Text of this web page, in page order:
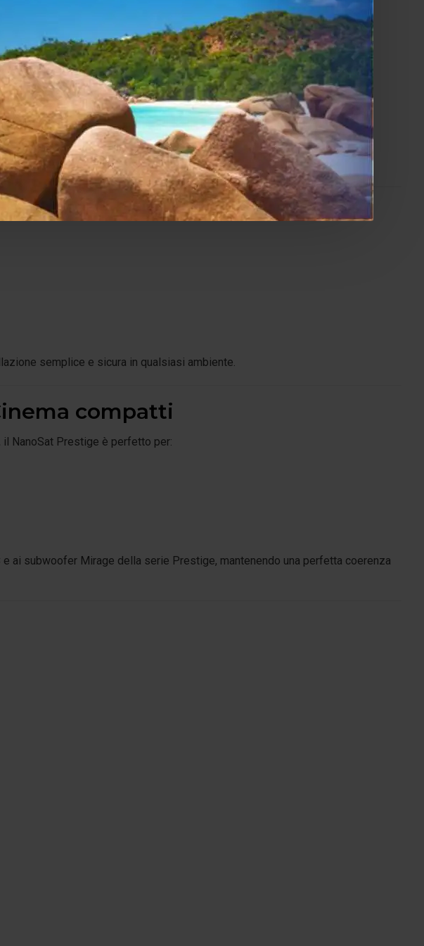
da:
migliorare la linearità del movimento del cono, aumentare il controllo della
frequenze medie e basse.
semplice e sicura in qualsiasi ambiente.
compatti
NanoSat Prestige è perfetto per:
e ai subwoofer Mirage della serie Prestige, mantenendo una perfetta coerenza